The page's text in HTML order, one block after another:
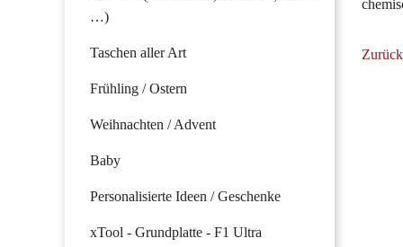
Zurück
…)
Taschen aller Art
Frühling / Ostern
Weihnachten / Advent
Baby
Personalisierte Ideen / Geschenke
xTool - Grundplatte - F1 Ultra